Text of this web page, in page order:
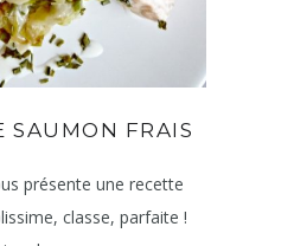
SAUMON FRAIS
présente une recette
classe, parfaite !